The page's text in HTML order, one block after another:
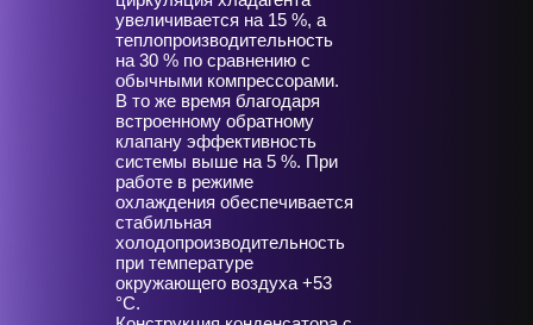
увеличивается на 15 %, а
теплопроизводительность
на 30 % по сравнению с
обычными компрессорами.
В то же время благодаря
встроенному обратному
клапану эффективность
системы выше на 5 %. При
работе в режиме
охлаждения обеспечивается
стабильная
холодопроизводительность
при температуре
окружающего воздуха +53
°С.